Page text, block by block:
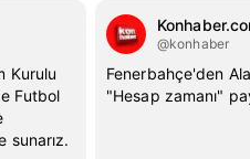
Kurulu
Futbol
sunarız.
@konhaber
Fenerbahçe'den
"Hesap zamanı"